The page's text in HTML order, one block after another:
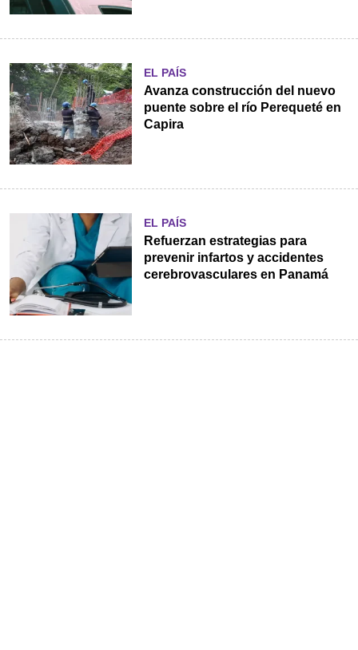
EL PAÍS
Avanza construcción del nuevo
puente sobre el río Perequeté en
Capira
EL PAÍS
Refuerzan estrategias para
prevenir infartos y accidentes
cerebrovasculares en Panamá